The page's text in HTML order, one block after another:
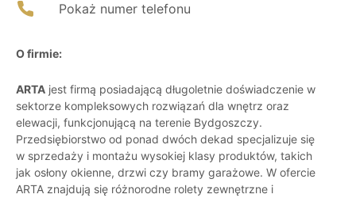
Pokaż numer telefonu
O firmie:
ARTA jest firmą posiadającą długoletnie doświadczenie w
sektorze kompleksowych rozwiązań dla wnętrz oraz
elewacji, funkcjonującą na terenie Bydgoszczy.
Przedsiębiorstwo od ponad dwóch dekad specjalizuje się
w sprzedaży i montażu wysokiej klasy produktów, takich
jak osłony okienne, drzwi czy bramy garażowe. W ofercie
ARTA znajdują się różnorodne rolety zewnętrzne i